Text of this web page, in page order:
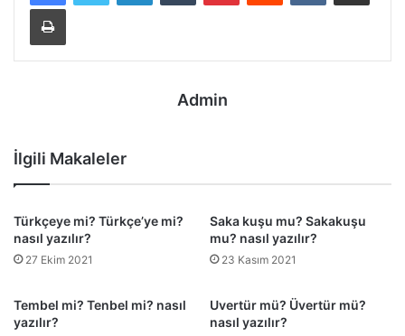
Yazdır
Admin
İlgili Makaleler
Türkçeye mi? Türkçe’ye mi?
nasıl yazılır?
27 Ekim 2021
Saka kuşu mu? Sakakuşu
mu? nasıl yazılır?
23 Kasım 2021
Tembel mi? Tenbel mi? nasıl
yazılır?
Uvertür mü? Üvertür mü?
nasıl yazılır?